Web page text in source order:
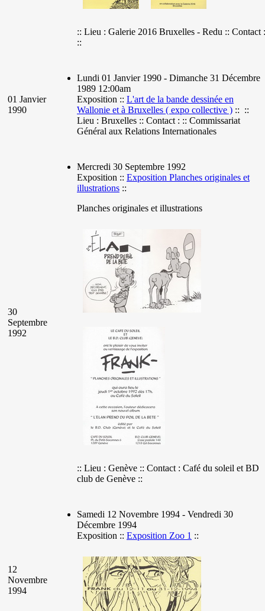
:: Lieu : Galerie 2016 Bruxelles - Redu :: Contact :
::
01 Janvier
1990
Lundi 01 Janvier 1990 - Dimanche 31 Décembre
1989 12:00am
Exposition :: L'art de la bande dessinée en
Wallonie et à Bruxelles ( expo collective ) :: ::
Lieu : Bruxelles :: Contact : :: Commissariat
Général aux Relations Internationales
30
Septembre
1992
Mercredi 30 Septembre 1992
Exposition :: Exposition Planches originales et
illustrations ::
Planches originales et illustrations
:: Lieu : Genève :: Contact : Café du soleil et BD
club de Genève ::
12
Novembre
1994
Samedi 12 Novembre 1994 - Vendredi 30
Décembre 1994
Exposition :: Exposition Zoo 1 ::